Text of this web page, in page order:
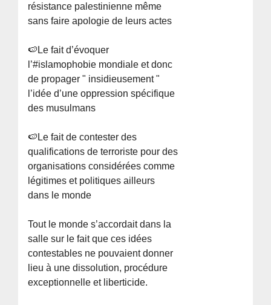
résistance palestinienne même
sans faire apologie de leurs actes
🍉Le fait d’évoquer
l’#islamophobie mondiale et donc
de propager " insidieusement "
l’idée d’une oppression spécifique
des musulmans
🍉Le fait de contester des
qualifications de terroriste pour des
organisations considérées comme
légitimes et politiques ailleurs
dans le monde
Tout le monde s’accordait dans la
salle sur le fait que ces idées
contestables ne pouvaient donner
lieu à une dissolution, procédure
exceptionnelle et liberticide.